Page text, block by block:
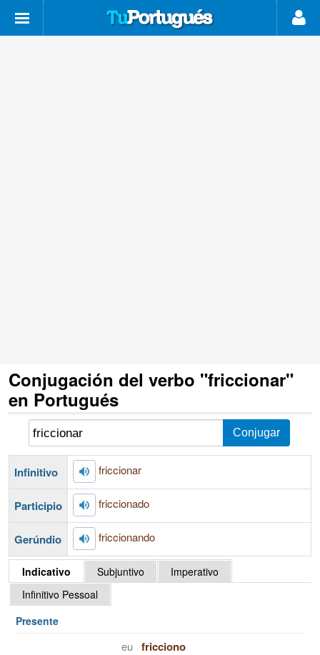
Conjugación del verbo "friccionar"
en Portugués
Infinitivo friccionar
Participio friccionado
Gerúndio friccionando
Indicativo Subjuntivo
Imperativo
Infinitivo Pessoal
Presente
eu fricciono